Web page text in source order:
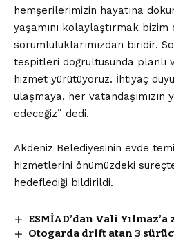
hemşerilerimizin hayatına
yaşamını kolaylaştırmak
sorumluluklarımızdan biridir.
tespitleri doğrultusunda planlı
hizmet yürütüyoruz. İhtiyaç
ulaşmaya, her vatandaşımızın
edeceğiz” dedi.
Akdeniz Belediyesinin evde
hizmetlerini önümüzdeki
hedeflediği bildirildi.
ESMİAD’dan Vali
Otogarda drift atan 3